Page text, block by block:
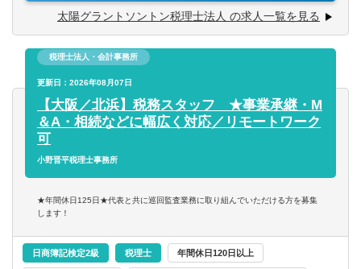
■ 幅広い業務に触れながら、自分が極めたい道を見つけら
れる
仕事には様々な分野があり、それぞれに知識と経験を極め
たプロフェッショナルが在籍しています。太陽グラントソ
ントン税理士法人のクライアント企業は業種・規模も多岐
にわたるため、経験できる業務の幅も広がります。本人の
体制も整っています。
度。試験勉強やキャリアパス等について相談しながら、自
太陽グラントソントン税理士法人 の求人一覧を見る
税理士法人・会計事務所
更新日：2026年08月07日
【大阪／北浜】税務スタッフ ★事業承継・M
＆A・相続などに幅広く対応／リモートワーク
可
小野晋平税理士事務所
★年間休日125日★代表と共に巡回監査業務に取り組んでいただける方を募集
します！
日商簿記検定2級 税理士 年間休日120日以上